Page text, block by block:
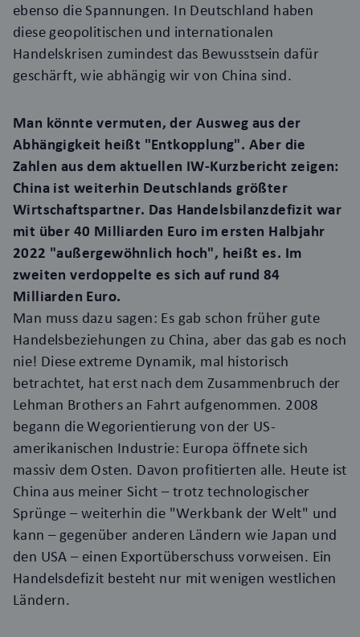
ebenso die Spannungen. In Deutschland haben
diese geopolitischen und internationalen
Handelskrisen zumindest das Bewusstsein dafür
geschärft, wie abhängig wir von China sind.
Man könnte vermuten, der Ausweg aus der
Abhängigkeit heißt "Entkopplung". Aber die
Zahlen aus dem aktuellen IW-Kurzbericht zeigen:
China ist weiterhin Deutschlands größter
Wirtschaftspartner. Das Handelsbilanzdefizit war
mit über 40 Milliarden Euro im ersten Halbjahr
2022 "außergewöhnlich hoch", heißt es. Im
zweiten verdoppelte es sich auf rund 84
Milliarden Euro.
Man muss dazu sagen: Es gab schon früher gute
Handelsbeziehungen zu China, aber das gab es noch
nie! Diese extreme Dynamik, mal historisch
betrachtet, hat erst nach dem Zusammenbruch der
Lehman Brothers an Fahrt aufgenommen. 2008
begann die Wegorientierung von der US-
amerikanischen Industrie: Europa öffnete sich
massiv dem Osten. Davon profitierten alle. Heute ist
China aus meiner Sicht – trotz technologischer
Sprünge – weiterhin die "Werkbank der Welt" und
kann – gegenüber anderen Ländern wie Japan und
den USA – einen Exportüberschuss vorweisen. Ein
Handelsdefizit besteht nur mit wenigen westlichen
Ländern.